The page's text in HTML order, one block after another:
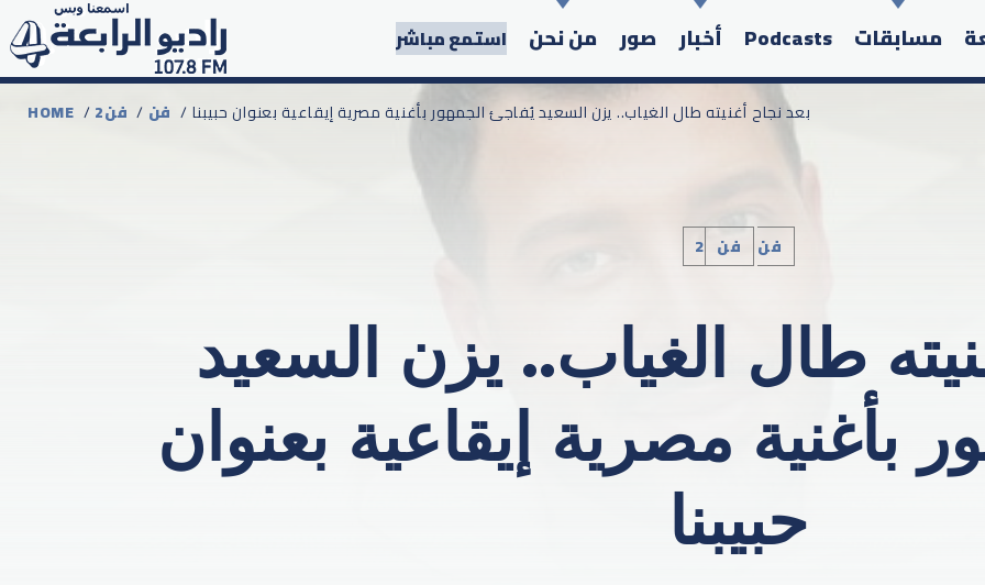
مسابقات Podcasts أخبار صور من نحن استمع مباشر
Search in the website:
HOME / 2فن / فن / بعد نجاح أغنيته طال الغياب.. يزن السعيد يُفاجئ الجمهور بأغنية مصرية إيقاعية بعنوان حبيبنا
2فن فن
طال الغياب.. يزن السعيد
بأغنية مصرية إيقاعية بعنوان
حبيبنا